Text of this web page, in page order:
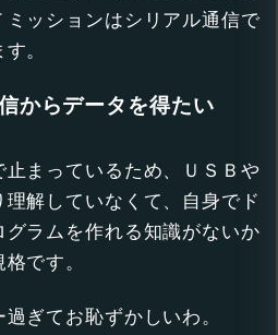
ミッションはシリアル通信で
。
からデータを得たい
まっているため、ＵＳＢや
理解していなくて、自身でド
ラムを作れる知識がないか
です。
ぎてお恥ずかしいわ。